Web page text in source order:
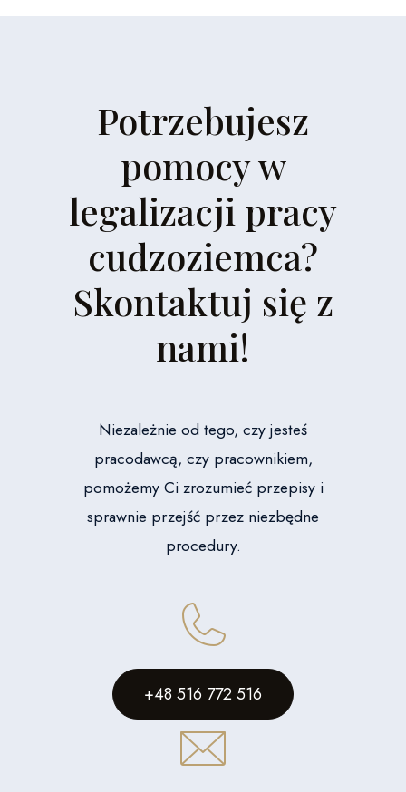
Potrzebujesz
pomocy w
legalizacji pracy
cudzoziemca?
Skontaktuj się z
nami!
Niezależnie od tego, czy jesteś
pracodawcą, czy pracownikiem,
pomożemy Ci zrozumieć przepisy i
sprawnie przejść przez niezbędne
procedury.
+48 516 772 516